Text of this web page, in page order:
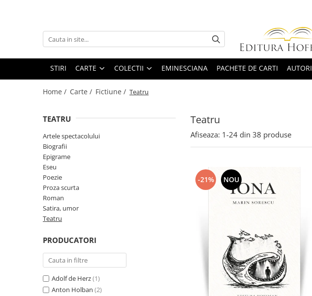
Carti pentru copii
Proza scurta
Satira, umor
Contemporana
Colectii
Hoffman Clasic
Povestile Hoffman
Scena Hoffman
STIRI CARTE COLECTII EMINESCIANA PACHETE DE CARTI AUTORI
Home / Carte / Fictiune / Teatru
Teatru
TEATRU
Artele spectacolului
Biografii
Epigrame
Eseu
Poezie
Proza scurta
Roman
Satira, umor
Teatru
PRODUCATORI
Adolf de Herz(1)
Anton Holban (2)
Afiseaza: 1-24 din 38 produse
-21% NOU